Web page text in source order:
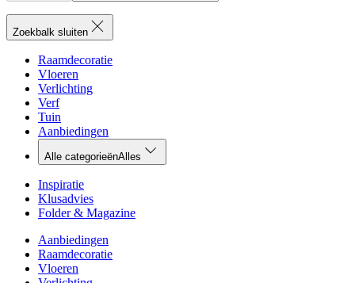
Zoekbalk sluiten
Raamdecoratie
Vloeren
Verlichting
Verf
Tuin
Aanbiedingen
Alle categorieënAlles
Inspiratie
Klusadvies
Folder & Magazine
Aanbiedingen
Raamdecoratie
Vloeren